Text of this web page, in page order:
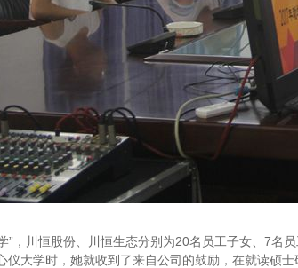
”，川恒股份、川恒生态分别为20名员工子女、7名
仪大学时，她就收到了来自公司的鼓励，在就读硕